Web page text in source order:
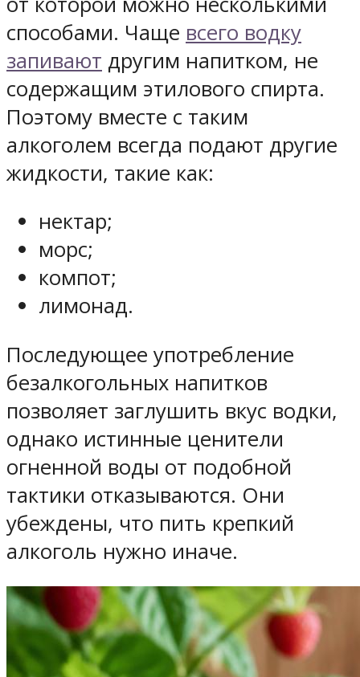
способами. Чаще всего водку
запивают другим напитком, не
содержащим этилового спирта.
Поэтому вместе с таким
алкоголем всегда подают другие
жидкости, такие как:
нектар;
морс;
компот;
лимонад.
Последующее употребление
безалкогольных напитков
позволяет заглушить вкус водки,
однако истинные ценители
огненной воды от подобной
тактики отказываются. Они
убеждены, что пить крепкий
алкоголь нужно иначе.